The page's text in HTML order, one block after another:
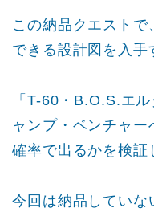
この納品クエストで
できる設計図を入手
「T-60・B.O.S.エ
ャンプ・ベンチャ
確率で出るかを検証
今回は納品していな